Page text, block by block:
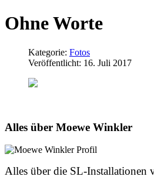
Ohne Worte
Kategorie: Fotos
Veröffentlicht: 16. Juli 2017
Alles über Moewe Winkler
Alles über die SL-Installationen